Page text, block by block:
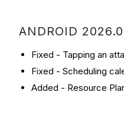
ANDROID
Fixed - Tapping an
Fixed - Scheduling
Added - Resource